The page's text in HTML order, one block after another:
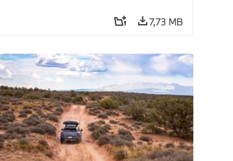
7,73 MB